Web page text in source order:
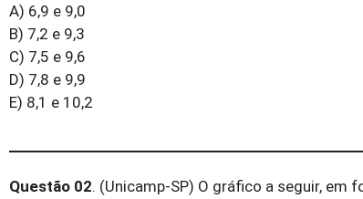
A) 6,9 e 9,0
B) 7,2 e 9,3
C) 7,5 e 9,6
D) 7,8 e 9,9
E) 8,1 e 10,2
Questão 02. (Unicamp-SP) O gráfico a seguir,